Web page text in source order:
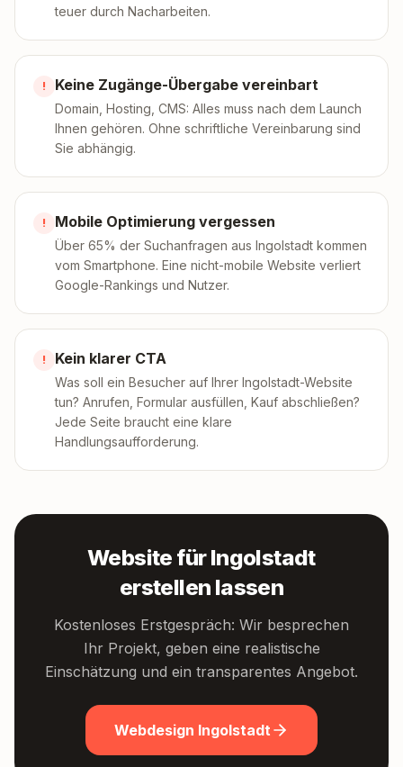
teuer durch Nacharbeiten.
! Keine Zugänge-Übergabe vereinbart
Domain, Hosting, CMS: Alles muss nach dem Launch
Ihnen gehören. Ohne schriftliche Vereinbarung sind
Sie abhängig.
! Mobile Optimierung vergessen
Über 65% der Suchanfragen aus Ingolstadt kommen
vom Smartphone. Eine nicht-mobile Website verliert
Google-Rankings und Nutzer.
! Kein klarer CTA
Was soll ein Besucher auf Ihrer Ingolstadt-Website
tun? Anrufen, Formular ausfüllen, Kauf abschließen?
Jede Seite braucht eine klare
Handlungsaufforderung.
Website für Ingolstadt
erstellen lassen
Kostenloses Erstgespräch: Wir besprechen
Ihr Projekt, geben eine realistische
Einschätzung und ein transparentes Angebot.
Webdesign Ingolstadt